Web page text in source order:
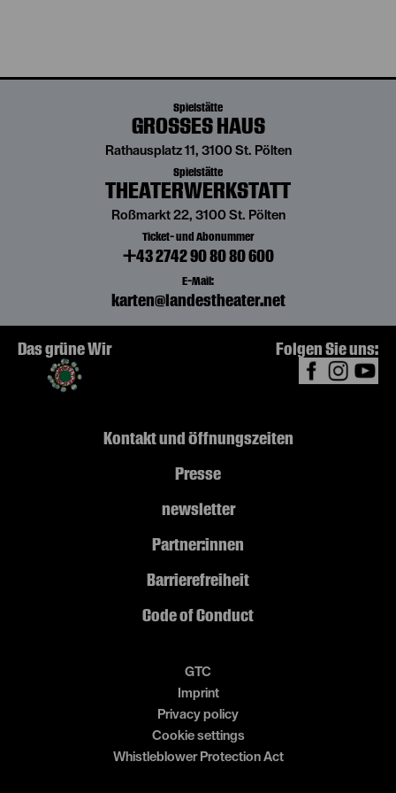
Spielstätte
GROSSES HAUS
Rathausplatz 11, 3100 St. Pölten
Spielstätte
THEATERWERKSTATT
Roßmarkt 22, 3100 St. Pölten
Ticket- und Abonummer
+43 2742 90 80 80 600
E-Mail:
karten@landestheater.net
Das grüne Wir Folgen Sie uns:
Kontakt und Öffnungszeiten
Presse
newsletter
Partner:innen
Barrierefreiheit
Code of Conduct
GTC
Imprint
Privacy policy
Cookie settings
Whistleblower Protection Act